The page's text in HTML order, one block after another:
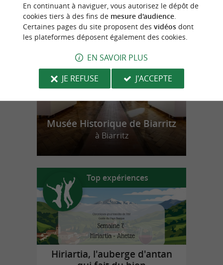
n
o
t
r
e
c
o
u
p
d
e
c
o
e
u
r
Musée Historique de Biarritz
à Biarritz
Top expériences
Hiriartia, l'auberge d'antan
En continuant à naviguer, vous autorisez le dépôt de
cookies tiers à des fins de mesure d'audience.
Certaines pages du site proposent des vidéosdont
les plateformes déposent également des cookies.
EN SAVOIR PLUS
JE REFUSE
J'ACCEPTE